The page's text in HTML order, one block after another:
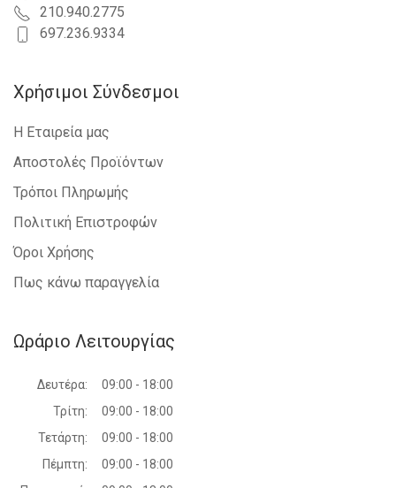
210.940.2775
697.236.9334
Χρήσιμοι Σύνδεσμοι
Η Εταιρεία μας
Αποστολές Προϊόντων
Τρόποι Πληρωμής
Πολιτική Επιστροφών
Όροι Χρήσης
Πως κάνω παραγγελία
Ωράριο Λειτουργίας
Δευτέρα:
09:00 - 18:00
Τρίτη:
09:00 - 18:00
Τετάρτη:
09:00 - 18:00
Πέμπτη:
09:00 - 18:00